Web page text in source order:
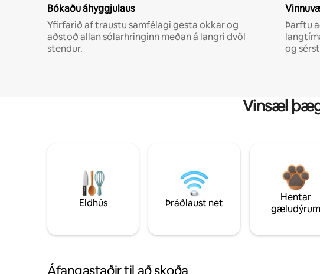
Bókaðu áhyggjulaus
Yfirfarið af traustu samfélagi gesta okkar og
aðstoð allan sólarhringinn meðan á langri dvöl
stendur.
Þarftu
og
Vinsæl
Eldhús Þráðlaust net
Hentar
gæludýrum